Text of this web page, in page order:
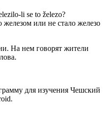
li se to železo?
или не стало железо
На нем говорят жители
для изучения Чешский